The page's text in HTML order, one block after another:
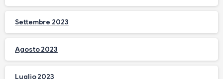
Settembre 2023
Agosto 2023
Luglio 2023